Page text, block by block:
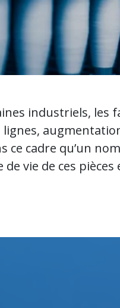
industriels, les
ce cadre qu’un
vie de ces